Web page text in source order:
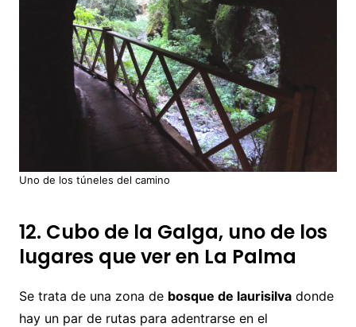
Uno de los túneles del camino
12. Cubo de la Galga, uno de los
lugares que ver en La Palma
Se trata de una zona de bosque de laurisilvadonde
hay un par de rutas para adentrarse en el